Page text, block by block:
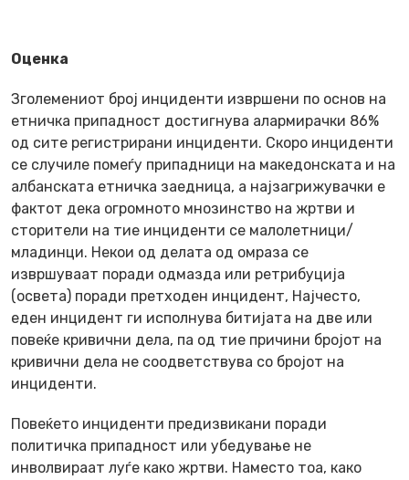
Оценка
Зголемениот број инциденти извршени по основ на
етничка припадност достигнува алармирачки 86%
од сите регистрирани инциденти. Скоро инциденти
се случиле помеѓу припадници на македонската и на
албанската етничка заедница, а најзагрижувачки е
фактот дека огромното мнозинство на жртви и
сторители на тие инциденти се малолетници/
младинци. Некои од делата од омраза се
извршуваат поради одмазда или ретрибуција
(освета) поради претходен инцидент, Најчесто,
еден инцидент ги исполнува битијата на две или
повеќе кривични дела, па од тие причини бројот на
кривични дела не соодветствува со бројот на
инциденти.
Повеќето инциденти предизвикани поради
политичка припадност или убедување не
инволвираат луѓе како жртви. Наместо тоа, како